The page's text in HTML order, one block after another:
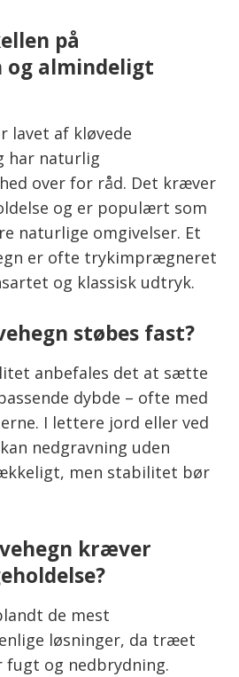
på
og almindeligt
lavet af kløvede
har naturlig
over for råd. Det kræver
og er populært som
naturlige omgivelser. Et
er ofte trykimprægneret
og klassisk udtryk.
støbes fast?
anbefales det at sætte
dybde – ofte med
I lettere jord eller ved
nedgravning uden
men stabilitet bør
kræver
de mest
løsninger, da træet
og nedbrydning.